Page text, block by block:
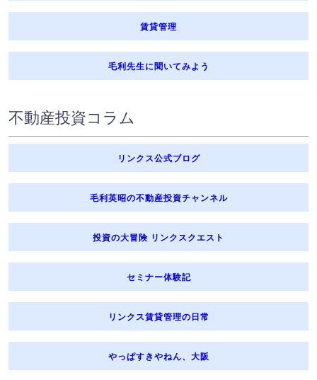
賃貸管理
毛利先生に聞いてみよう
不動産投資コラム
リンクス公式ブログ
毛利英昭の不動産投資チャンネル
投資の大冒険 リンクスクエスト
セミナー体験記
リンクス賃貸管理の日常
やっぱすきやねん、大阪